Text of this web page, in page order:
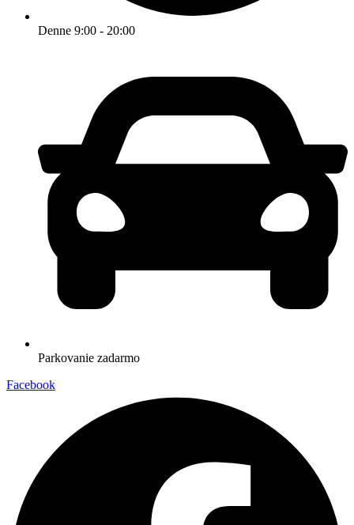
Denne 9:00 - 20:00
Parkovanie zadarmo
Facebook